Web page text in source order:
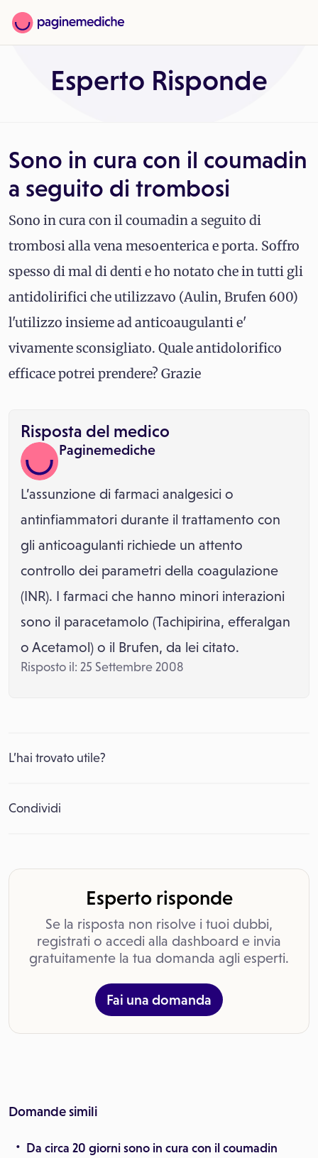
Esperto Risponde
Sono in cura con il coumadin
a seguito di trombosi
Sono in cura con il coumadin a seguito di
trombosi alla vena mesoenterica e porta. Soffro
spesso di mal di denti e ho notato che in tutti gli
antidolirifici che utilizzavo (Aulin, Brufen 600)
l'utilizzo insieme ad anticoaugulanti e'
vivamente sconsigliato. Quale antidolorifico
efficace potrei prendere? Grazie
Risposta del medico
Paginemediche
L’assunzione di farmaci analgesici o
antinfiammatori durante il trattamento con
gli anticoagulanti richiede un attento
controllo dei parametri della coagulazione
(INR). I farmaci che hanno minori interazioni
sono il paracetamolo (Tachipirina, efferalgan
o Acetamol) o il Brufen, da lei citato.
Risposto il: 25 Settembre 2008
L’hai trovato utile?
Condividi
Esperto risponde
Se la risposta non risolve i tuoi dubbi,
registrati o accedi alla dashboard e invia
gratuitamente la tua domanda agli esperti.
Fai una domanda
Domande simili
Da circa 20 giorni sono in cura con il coumadin